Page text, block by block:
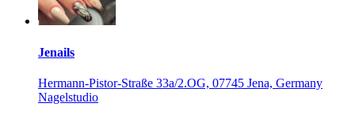
Jenails
Hermann-Pistor-Straße 33a/2.OG, 07745 Jena, Germany
Nagelstudio